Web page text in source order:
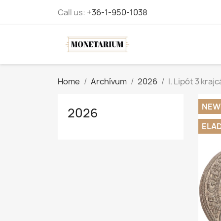
Call us: +36-1-950-1038
Home Archívum 2026 I. Lipót 3
2026
NEW